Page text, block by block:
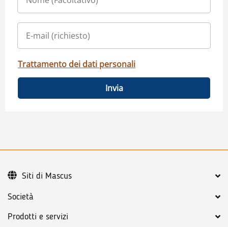
Trattamento dei dati personali
Invia
Società
Prodotti e servizi
Siti di Mascus